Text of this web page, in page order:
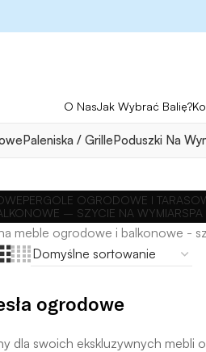
O NasJak Wybrać Balię?
Paleniska / GrillePoduszki Na
PERGOLE OGRODOWE I
– SZYCIE NA WYMIAR
ogrodowe
dla swoich ekskluzywnych
meble ogrodowe i balkonowe -